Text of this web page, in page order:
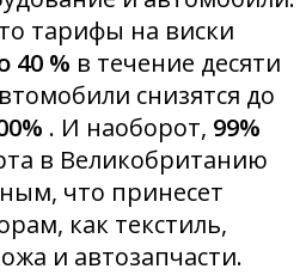
тарифы на виски
40 % в течение десяти
снизятся до
. И наоборот, 99%
в Великобританию
что принесет
как текстиль,
и автозапчасти.